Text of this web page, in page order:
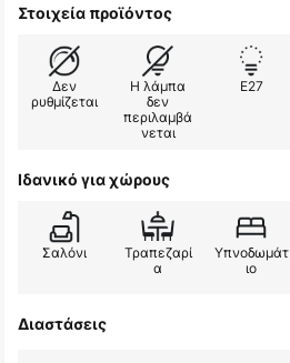
Στοιχεία προϊόντος
Δεν
ρυθμίζεται
Η λάμπα
δεν
περιλαμβά
νεται
E27
Ιδανικό για χώρους
Σαλόνι
Τραπεζαρί
α
Υπνοδωμάτ
ιο
Διαστάσεις